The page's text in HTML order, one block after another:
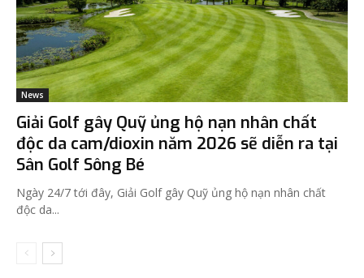
News
Giải Golf gây Quỹ ủng hộ nạn nhân chất
độc da cam/dioxin năm 2026 sẽ diễn ra tại
Sân Golf Sông Bé
Ngày 24/7 tới đây, Giải Golf gây Quỹ ủng hộ nạn nhân chất
độc da...